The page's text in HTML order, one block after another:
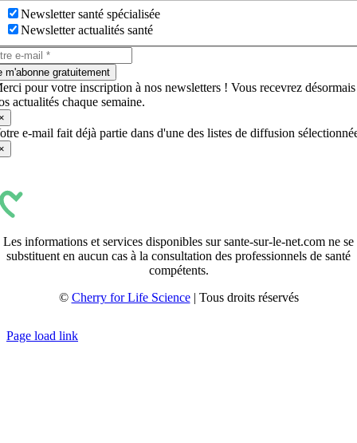
Newsletter santé spécialisée
Newsletter actualités santé
m'abonne gratuitement
pour votre inscription à nos newsletters ! Vous recevrez désormais
actualités chaque semaine.
e-mail fait déjà partie dans d'une des listes de diffusion
Les informations et services disponibles sur sante-sur-le-net.com ne se
substituent en aucun cas à la consultation des professionnels de santé
compétents.
© Cherry for Life Science| Tous droits réservés
Page load link